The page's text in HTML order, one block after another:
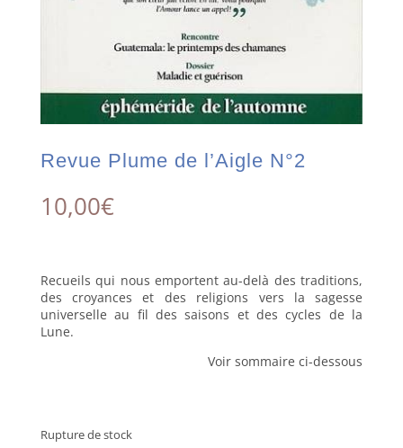
Revue Plume de l’Aigle N°2
10,00€
Recueils qui nous emportent au-delà des traditions,
des croyances et des religions vers la sagesse
universelle au fil des saisons et des cycles de la
Lune.
Voir sommaire ci-dessous
Rupture de stock